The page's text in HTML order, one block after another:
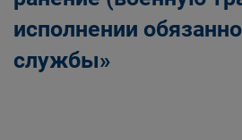
исполнении
службы»